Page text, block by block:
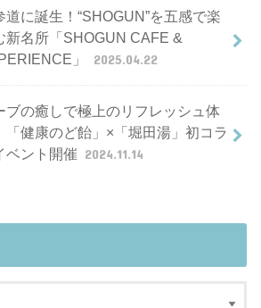
道に誕生！“SHOGUN”を五感で楽
新名所「SHOGUN CAFE &
」
2025.04.22
ブの癒しで極上のリフレッシュ体
「健康のど飴」×「堀田湯」初コラ
ベント開催 2024.11.14